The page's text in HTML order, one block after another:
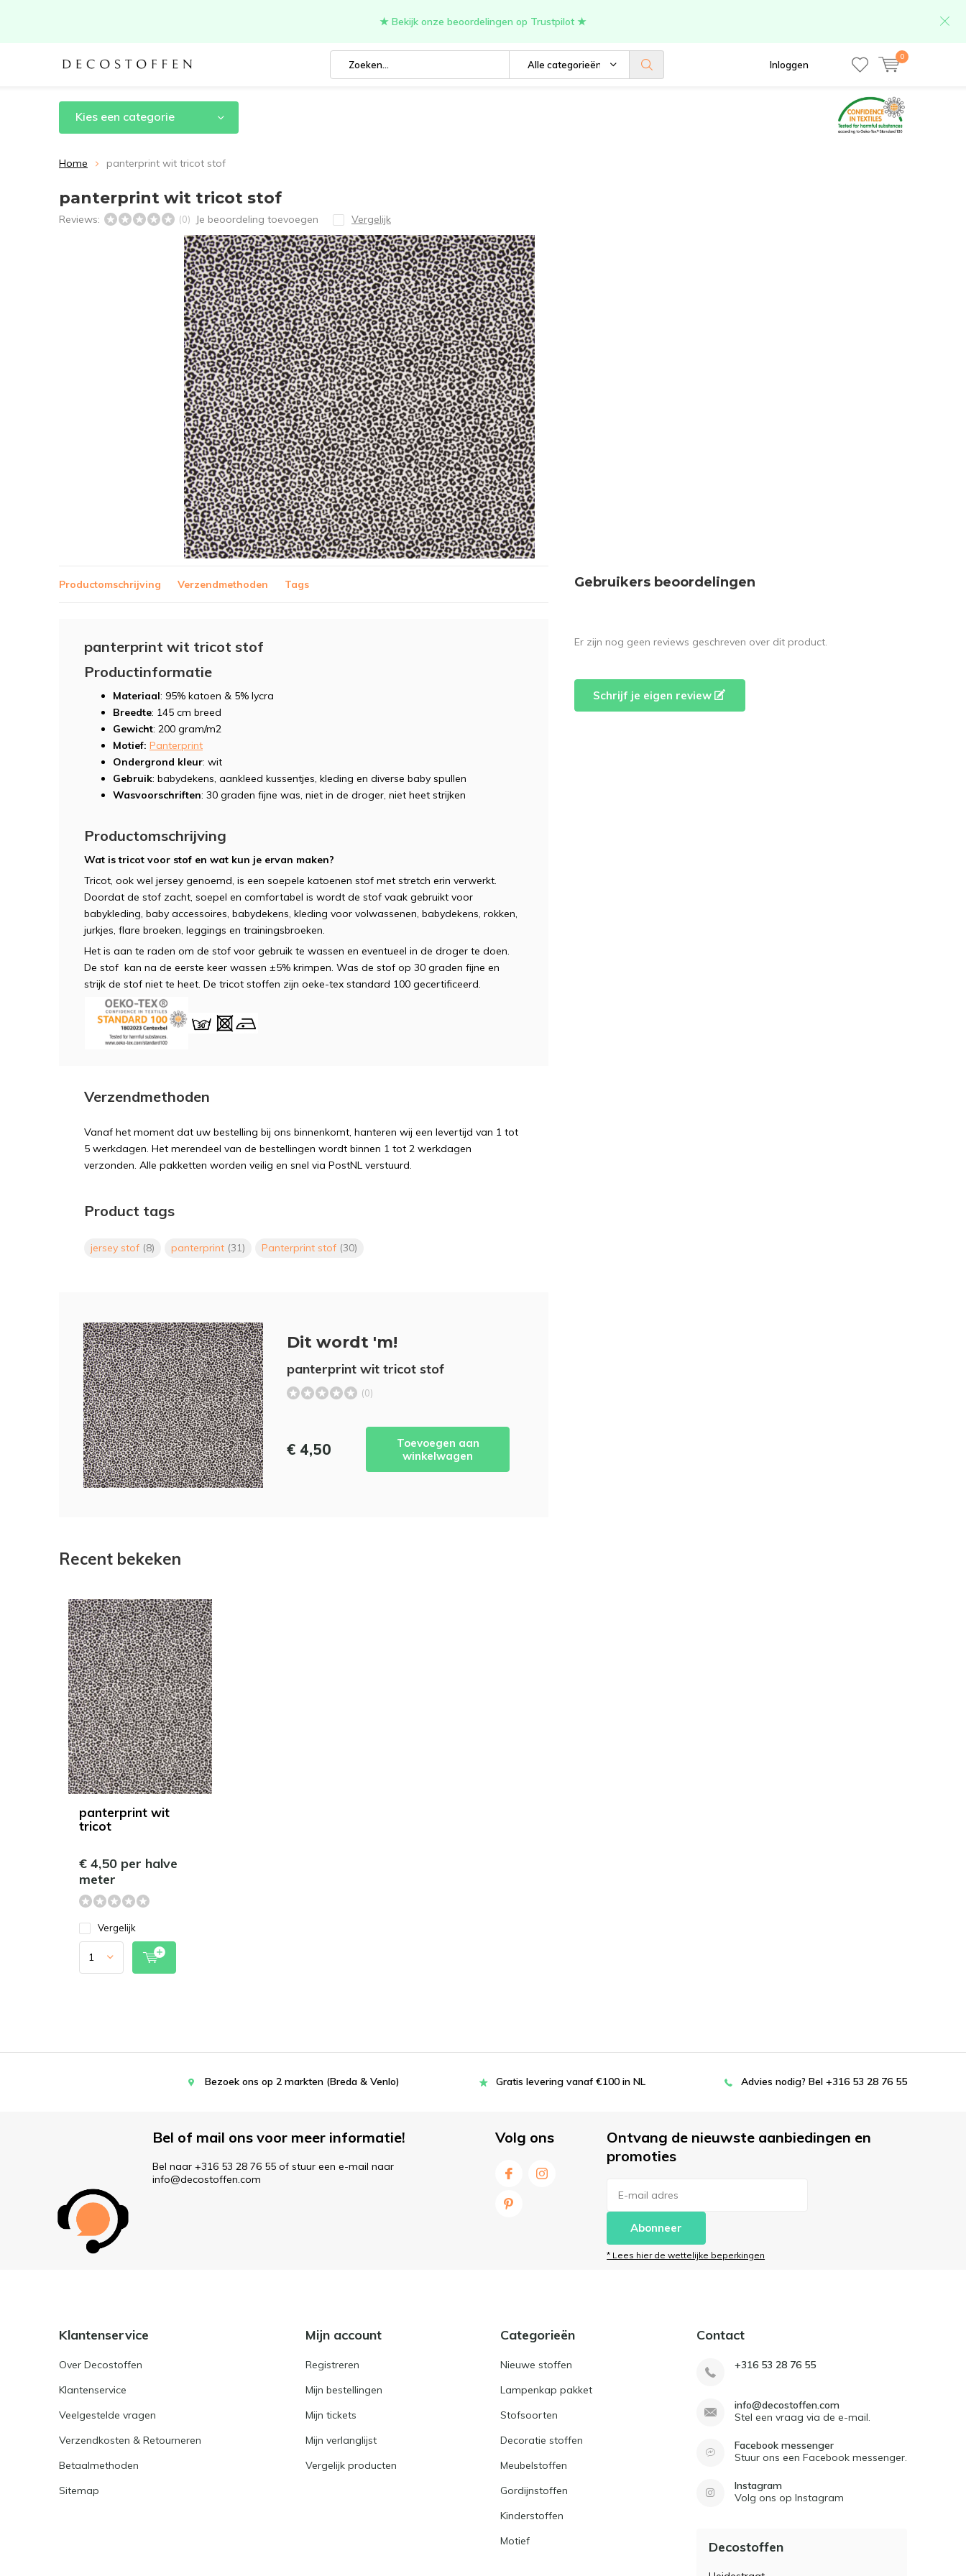
Alle categorieën Inloggen
0
★ Bekijk onze beoordelingen op Trustpilot ★
Kies een categorie
Home panterprint wit tricot stof
panterprint wit tricot stof
Reviews: (0) Je beoordeling toevoegen Vergelijk
Productomschrijving Verzendmethoden Tags
panterprint wit tricot stof
Productinformatie
Materiaal: 95% katoen & 5% lycra
Breedte: 145 cm breed
Gewicht: 200 gram/m2
Motief: Panterprint
Ondergrond kleur: wit
Gebruik: babydekens, aankleed kussentjes, kleding en diverse baby spullen
Wasvoorschriften: 30 graden fijne was, niet in de droger, niet heet strijken
Productomschrijving
Wat is tricot voor stof en wat kun je ervan maken?
Tricot, ook wel jersey genoemd, is een soepele katoenen stof met stretch erin verwerkt.
Doordat de stof zacht, soepel en comfortabel is wordt de stof vaak gebruikt voor
babykleding, baby accessoires, babydekens, kleding voor volwassenen, babydekens, rokken,
jurkjes, flare broeken, leggings en trainingsbroeken.
Het is aan te raden om de stof voor gebruik te wassen en eventueel in de droger te doen.
De stof kan na de eerste keer wassen ±5% krimpen. Was de stof op 30 graden fijne en
strijk de stof niet te heet. De tricot stoffen zijn oeke-tex standard 100 gecertificeerd.
Verzendmethoden
Vanaf het moment dat uw bestelling bij ons binnenkomt, hanteren wij een levertijd van 1 tot
5 werkdagen. Het merendeel van de bestellingen wordt binnen 1 tot 2 werkdagen
verzonden. Alle pakketten worden veilig en snel via PostNL verstuurd.
Product tags
jersey stof (8) panterprint (31) Panterprint stof (30)
Dit wordt 'm!
panterprint wit tricot stof
(0)
€ 4,50
Toevoegen aan
winkelwagen
Gebruikers beoordelingen
Er zijn nog geen reviews geschreven over dit product.
Schrijf je eigen review
Recent bekeken
panterprint wit
tricot
€ 4,50 per halve
meter
Vergelijk
Bezoek ons op 2 markten (Breda & Venlo) Gratis levering vanaf €100 in NL Advies nodig? Bel +316 53 28 76 55
Bel of mail ons voor meer informatie!
Bel naar +316 53 28 76 55 of stuur een e-mail naar
info@decostoffen.com
Volg ons
Ontvang de nieuwste aanbiedingen en
promoties
Abonneer
* Lees hier de wettelijke beperkingen
Klantenservice
Over Decostoffen
Klantenservice
Veelgestelde vragen
Verzendkosten & Retourneren
Betaalmethoden
Sitemap
Mijn account
Registreren
Mijn bestellingen
Mijn tickets
Mijn verlanglijst
Vergelijk producten
Categorieën
Nieuwe stoffen
Lampenkap pakket
Stofsoorten
Decoratie stoffen
Meubelstoffen
Gordijnstoffen
Kinderstoffen
Motief
Contact
+316 53 28 76 55
info@decostoffen.com
Stel een vraag via de e-mail.
Facebook messenger
Stuur ons een Facebook messenger.
Instagram
Volg ons op Instagram
Decostoffen